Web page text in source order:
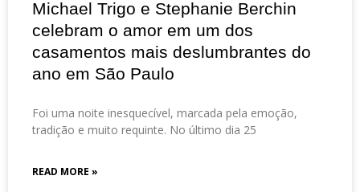
Michael Trigo e Stephanie Berchin
celebram o amor em um dos
casamentos mais deslumbrantes do
ano em São Paulo
Foi uma noite inesquecível, marcada pela emoção,
tradição e muito requinte. No último dia 25
READ MORE »